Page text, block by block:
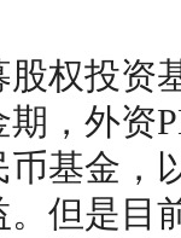
权投资
，外资
基金，
但是目